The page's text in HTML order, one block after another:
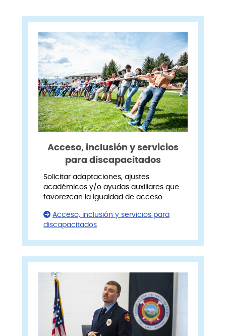
Acceso, inclusión y servicios
para discapacitados
Solicitar adaptaciones, ajustes
académicos y/o ayudas auxiliares que
favorezcan la igualdad de acceso.
Acceso, inclusión y servicios para
discapacitados